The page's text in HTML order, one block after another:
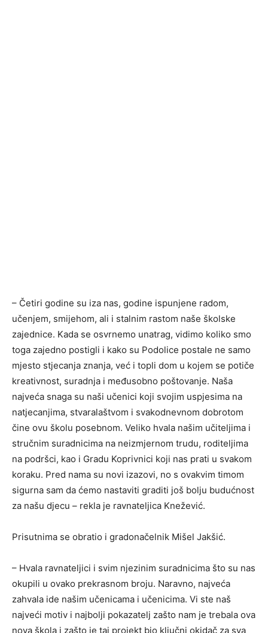
– Četiri godine su iza nas, godine ispunjene radom,
učenjem, smijehom, ali i stalnim rastom naše školske
zajednice. Kada se osvrnemo unatrag, vidimo koliko smo
toga zajedno postigli i kako su Podolice postale ne samo
mjesto stjecanja znanja, već i topli dom u kojem se potiče
kreativnost, suradnja i međusobno poštovanje. Naša
najveća snaga su naši učenici koji svojim uspjesima na
natjecanjima, stvaralaštvom i svakodnevnom dobrotom
čine ovu školu posebnom. Veliko hvala našim učiteljima i
stručnim suradnicima na neizmjernom trudu, roditeljima
na podršci, kao i Gradu Koprivnici koji nas prati u svakom
koraku. Pred nama su novi izazovi, no s ovakvim timom
sigurna sam da ćemo nastaviti graditi još bolju budućnost
za našu djecu – rekla je ravnateljica Knežević.
Prisutnima se obratio i gradonačelnik Mišel Jakšić.
– Hvala ravnateljici i svim njezinim suradnicima što su nas
okupili u ovako prekrasnom broju. Naravno, najveća
zahvala ide našim učenicama i učenicima. Vi ste naš
najveći motiv i najbolji pokazatelj zašto nam je trebala ova
nova škola i zašto je taj projekt bio ključni okidač za sva